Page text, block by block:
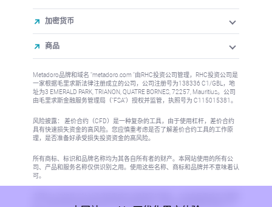
加密货币
商品
Metadoro品牌和域名 "metadoro.com "由RHC投资公司管理，RHC投资公司是
一家根据毛里求斯法律注册成立的公司，公司注册号为138336 C1/GBL，地
址为3 EMERALD PARK, TRIANON, QUATRE BORNES, 72257, Mauritius。公司
由毛里求斯金融服务管理局（"FSA"）授权并监管，执照号为 C115015381。
风险披露： 差价合约（CFD）是一种复杂的工具，由于使用杠杆，差价合约
具有快速损失资金的高风险。您应慎重考虑是否了解差价合约工具的工作原
理，是否准备好承受损失投资资金的高风险。
所有商标、标识和品牌名称均为其各自所有者的财产。本网站使用的所有公
司、产品和服务名称仅供识别之用。使用这些名称、商标和品牌并不意味着认
可。
区，信息的发布或使用将违反当地法律或法规。更多信息请参阅反洗钱/KYC